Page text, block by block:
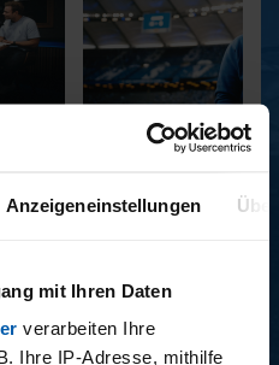
Anzeigeneinstellungen
mit Ihren Daten
verarbeiten Ihre
Ihre IP-Adresse, mithilfe
11.12.2025
2025/2026